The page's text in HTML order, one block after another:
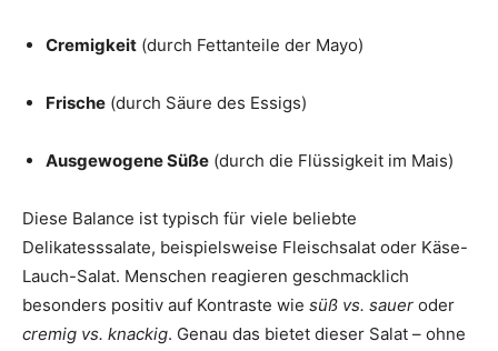
Cremigkeit (durch Fettanteile der Mayo)
Frische (durch Säure des Essigs)
Ausgewogene Süße (durch die Flüssigkeit im Mais)
Diese Balance ist typisch für viele beliebte
Delikatesssalate, beispielsweise Fleischsalat oder Käse-
Lauch-Salat. Menschen reagieren geschmacklich
besonders positiv auf Kontraste wie süß vs. sauer oder
cremig vs. knackig. Genau das bietet dieser Salat – ohne